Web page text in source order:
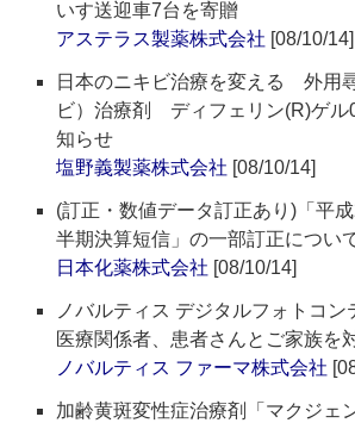
いす送迎車7台を寄贈
アステラス製薬株式会社 [08/10/14]
日本のニキビ治療を変える 外用
ビ）治療剤 ディフェリン(R)ゲ
知らせ
塩野義製薬株式会社 [08/10/14]
(訂正・数値データ訂正あり)「平
半期決算短信」の一部訂正につい
日本化薬株式会社 [08/10/14]
ノバルティス デジタルフォトコ
医療関係者、患者さんとご家族を
ノバルティス ファーマ株式会社
加齢黄斑変性症治療剤「マクジェ